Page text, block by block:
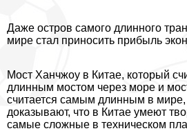
Даже остров самого длинного
мире стал приносить прибыль
Мост Ханчжоу в Китае, который
длинным мостом через море и
считается самым длинным в мире,
доказывают, что в Китае умеют
самые сложные в техническом